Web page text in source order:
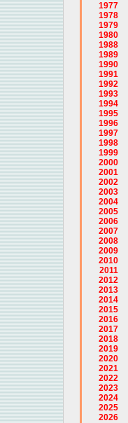
1977
1978
1979
1980
1988
1989
1990
1991
1992
1993
1994
1995
1996
1997
1998
1999
2000
2001
2002
2003
2004
2005
2006
2007
2008
2009
2010
2011
2012
2013
2014
2015
2016
2017
2018
2019
2020
2021
2022
2023
2024
2025
2026